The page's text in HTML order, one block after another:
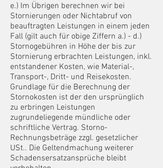
e.) Im Übrigen berechnen wir bei
Stornierungen oder Nichtabruf von
beauftragten Leistungen in einem jeden
Fall (gilt auch für obige Ziffern a.) - d.)
Stornogebühren in Höhe der bis zur
Stornierung erbrachten Leistungen, inkl.
entstandener Kosten, wie Material-,
Transport-, Dritt- und Reisekosten.
Grundlage für die Berechnung der
Stornokosten ist der den ursprünglich
zu erbringen Leistungen
zugrundeliegende mündliche oder
schriftliche Vertrag. Storno-
Rechnungsbeträge zzgl. gesetzlicher
USt.. Die Geltendmachung weiterer
Schadensersatzansprüche bleibt